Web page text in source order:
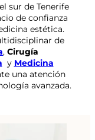
sur de Tenerife
de confianza
estética.
de
, Cirugía
y Medicina
una atención
avanzada.